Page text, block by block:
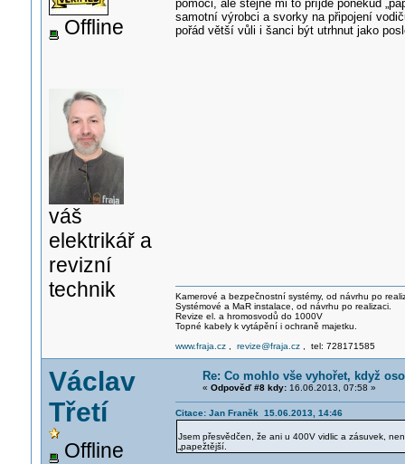
Offline
váš
elektrikář a
revizní
technik
pomoci, ale stejně mi to příjde poněkud
samotní výrobci a svorky na připojení
pořád větší vůli i šanci být utrhnut jako
Kamerové a bezpečnostní systémy, od návrhu po
Systémové a MaR instalace, od návrhu po realizaci.
Revize el. a hromosvodů do 1000V
Topné kabely k vytápění i ochraně majetku.
www.fraja.cz, revize@fraja.cz, tel: 728171585
Václav
Třetí
Offline
Re: Co mohlo vše vyhořet, když
« Odpověď #8 kdy:16.06.2013, 07:58 »
Citace: Jan Franěk 15.06.2013, 14:46
Jsem přesvědčen, že ani u 400V vidlic a zásuvek,
„papežtější.